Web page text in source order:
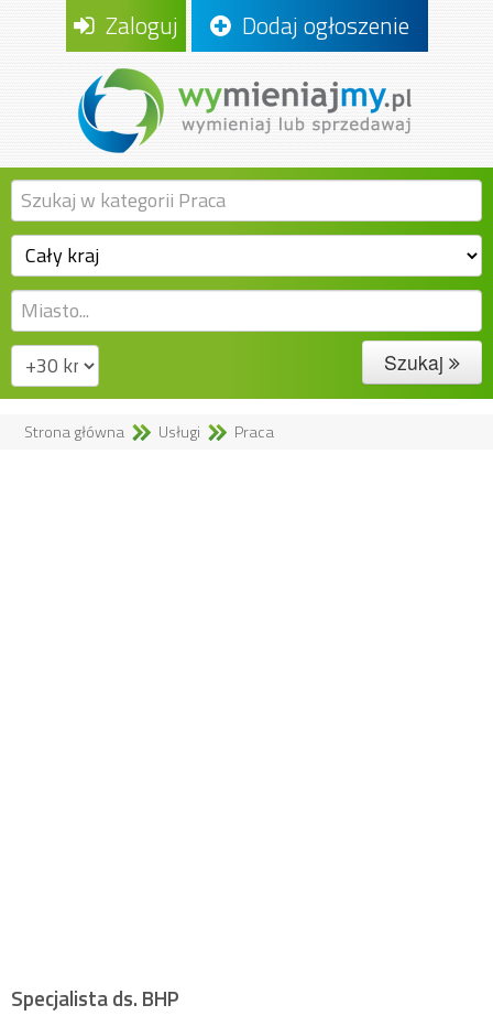
Zaloguj Dodaj ogłoszenie
Szukaj
Strona główna Usługi Praca
Specjalista ds. BHP